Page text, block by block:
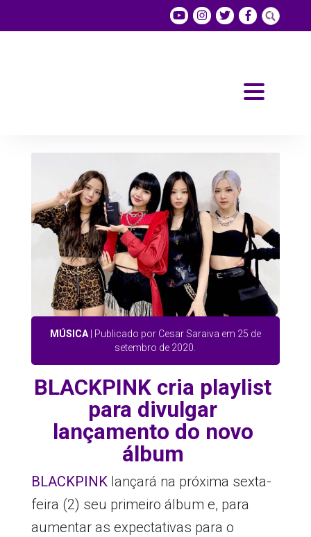
MÚSICA| Publicado por Cesar Saraiva em 25 de
setembro de 2020.
BLACKPINK cria playlist
para divulgar
lançamento do novo
álbum
BLACKPINKlançará na próxima sexta-
feira (2) seu primeiro álbum e, para
aumentar as expectativas para o